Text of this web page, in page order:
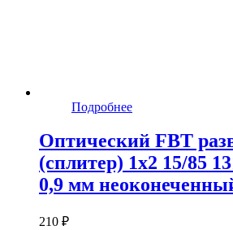
Подробнее
Оптический FBT
(сплитер) 1x2 15/85
0,9 мм
210 ₽